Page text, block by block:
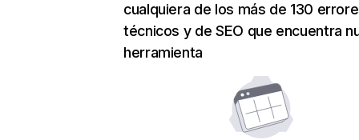
cualquiera de los más de 130
técnicos y de SEO que encuentra
herramienta